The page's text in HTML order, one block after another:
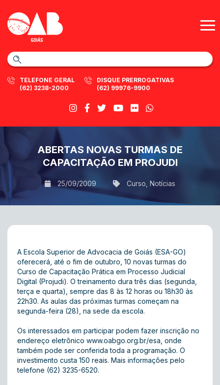
TELEFONE GERAL
(62) 3238-2000
DISQUE PRERROGATIVAS
(62) 99976-9900
ABERTAS NOVAS TURMAS DE
CAPACITAÇÃO EM PROJUDI
25/09/2009 Curso Notícias
A Escola Superior de Advocacia de Goiás (ESA-GO)
oferecerá, até o fim de outubro, 10 novas turmas do
Curso de Capacitação Prática em Processo Judicial
Digital (Projudi). O treinamento dura três dias (segunda,
terça e quarta), sempre das 8 às 12 horas ou 18h30 às
22h30. As aulas das próximas turmas começam na
segunda-feira (28), na sede da escola.
Os interessados em participar podem fazer inscrição no
endereço eletrônico www.oabgo.org.br/esa , onde
também pode ser conferida toda a programação. O
investimento custa 150 reais. Mais informações pelo
telefone (62) 3235-6520.